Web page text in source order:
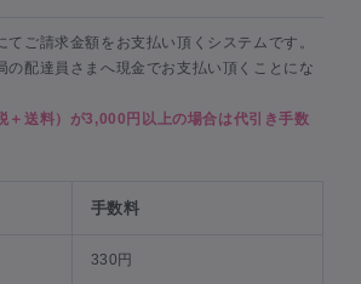
てご請求金額をお支払い頂くシステムです。
の配達員さまへ現金でお支払い頂くことにな
＋送料）が3,000円以上の場合は代引き手数
手数料
330円